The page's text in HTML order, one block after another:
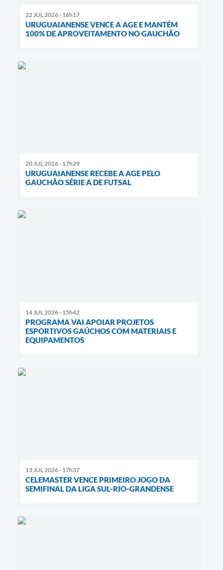
22 JUL 2026 - 16h17
URUGUAIANENSE VENCE A AGE E MANTÉM
100% DE APROVEITAMENTO NO GAUCHÃO
20 JUL 2026 - 17h29
URUGUAIANENSE RECEBE A AGE PELO
GAUCHÃO SÉRIE A DE FUTSAL
14 JUL 2026 - 15h42
PROGRAMA VAI APOIAR PROJETOS
ESPORTIVOS GAÚCHOS COM MATERIAIS E
EQUIPAMENTOS
13 JUL 2026 - 17h37
CELEMASTER VENCE PRIMEIRO JOGO DA
SEMIFINAL DA LIGA SUL-RIO-GRANDENSE